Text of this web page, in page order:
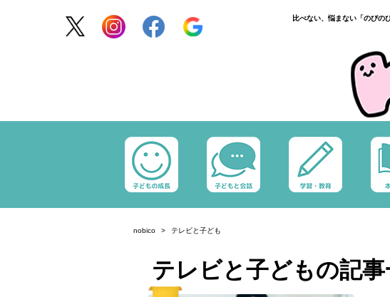
比べない、悩まない「のび
nobico テレビと子ども
テレビと子どもの記事